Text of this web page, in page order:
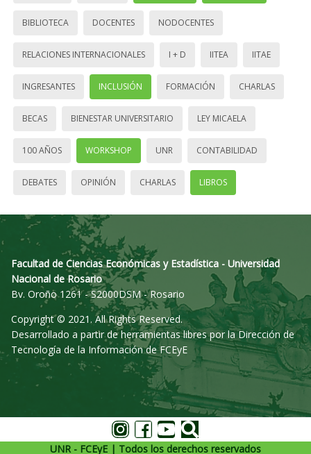
BIBLIOTECA DOCENTES NODOCENTES
RELACIONES INTERNACIONALES I + D IITEA IITAE
INGRESANTES INCLUSIÓN FORMACIÓN CHARLAS
BECAS BIENESTAR UNIVERSITARIO LEY MICAELA
100 AÑOS WORKSHOP UNR CONTABILIDAD
DEBATES OPINIÓN CHARLAS LIBROS
Facultad de Ciencias Económicas y Estadística - Universidad
Nacional de Rosario
Bv. Oroño 1261 - S2000DSM - Rosario
Copyright © 2021. All Rights Reserved.
Desarrollado a partir de herramientas libres por la Dirección de
Tecnología de la Información de FCEyE
UNR - FCEyE | Todos los derechos reservados